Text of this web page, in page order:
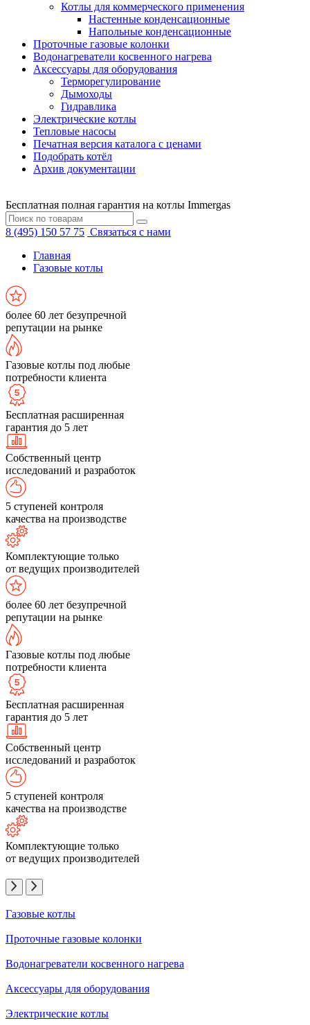
Котлы для коммерческого применения
Настенные конденсационные
Напольные конденсационные
Проточные газовые колонки
Водонагреватели косвенного нагрева
Аксессуары для оборудования
Терморегулирование
Дымоходы
Гидравлика
Электрические котлы
Тепловые насосы
Печатная версия каталога с ценами
Подобрать котёл
Архив документации
Бесплатная полная гарантия на котлы Immergas
8 (495) 150 57 75 Связаться с нами
Главная
Газовые котлы
более 60 лет безупречной
репутации на рынке
Газовые котлы под любые
потребности клиента
Бесплатная расширенная
гарантия до 5 лет
Собственный центр
исследований и разработок
5 ступеней контроля
качества на производстве
Комплектующие только
от ведущих производителей
более 60 лет безупречной
репутации на рынке
Газовые котлы под любые
потребности клиента
Бесплатная расширенная
гарантия до 5 лет
Собственный центр
исследований и разработок
5 ступеней контроля
качества на производстве
Комплектующие только
от ведущих производителей
Газовые котлы
Проточные газовые колонки
Водонагреватели косвенного нагрева
Аксессуары для оборудования
Электрические котлы